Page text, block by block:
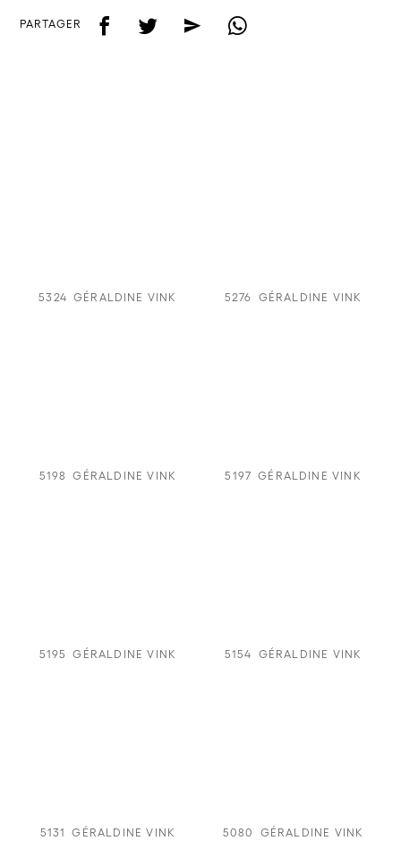
PARTAGER f t e w
5324 GÉRALDINE VINK 5276 GÉRALDINE VINK
5198 GÉRALDINE VINK 5197 GÉRALDINE VINK
5195 GÉRALDINE VINK 5154 GÉRALDINE VINK
5131 GÉRALDINE VINK 5080 GÉRALDINE VINK